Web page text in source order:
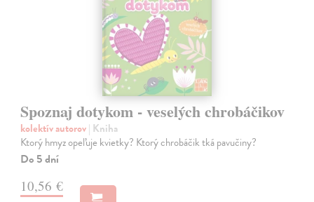
Spoznaj dotykom - veselých chrobáčikov
kolektív autorov| Kniha
Ktorý hmyz opeľuje kvietky? Ktorý chrobáčik tká pavučiny?
Do 5 dní
10,56 €